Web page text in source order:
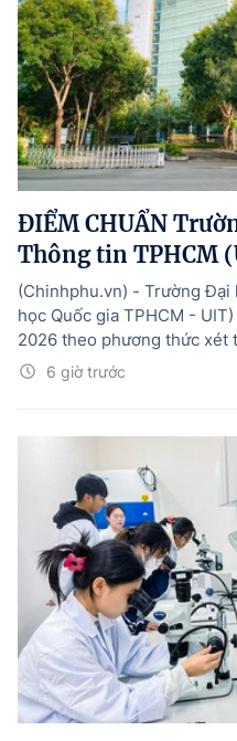
ĐIỂM CHUẨN
Thông tin TPHCM
6 giờ trước
(Chinhphu.vn) - Trường
học Quốc gia TPHCM -
2026 theo phương thức xét